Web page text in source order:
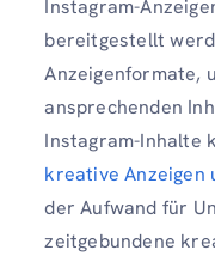
Instagram-
bereitgestellt
Anzeigenformate,
ansprechenden
Instagram-Inhalte
kreative Anzeigen
der Aufwand für
zeitgebundene